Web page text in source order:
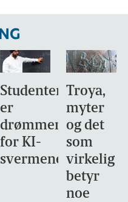
Studentene
er
drømmemålet
for KI-
svermene
Troya,
myter
og det
som
virkelig
betyr
noe